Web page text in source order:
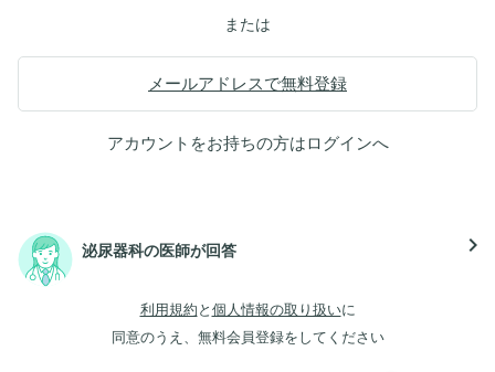
または
メールアドレスで無料登録
アカウントをお持ちの方はログインへ
泌尿器科の医師が回答 navigate_next
利用規約 と 個人情報の取り扱いに
同意のうえ、無料会員登録をしてください